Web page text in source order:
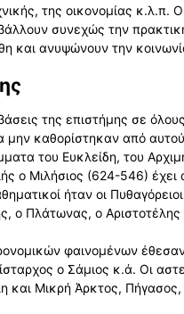
της οικονομίας
συνεχώς την
και ανυψώνουν την
της επιστήμης σε
μην καθορίστηκαν από
του Ευκλείδη, του
ο Μιλήσιος (624-546) έχει
ήταν οι
ο Πλάτωνας, ο
φαινομένων
ο Σάμιος κ.ά. Οι
και Μικρή Άρκτος,